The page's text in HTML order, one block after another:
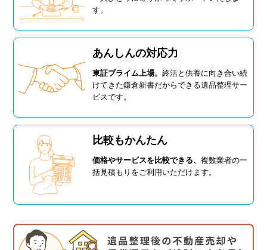
す。
あんしんの対応力
東証プライム上場。終活と供養に向き合い続
けてきた鎌倉新書だからできる遺品整理サー
ビスです。
比較もかんたん
価格やサービスを比較できる、複数業者の一
括見積もりをご利用いただけます。